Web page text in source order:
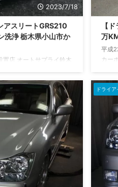
2023/7/18
アスリートGRS210
洗浄 栃木県小山市か
置店 オートサプライ鈴木
子をご紹介します。 ご
トヨタクラウンアスリー
堆積する煤カーボンを
る作業のご依頼です。
した。 3年ほど前に
【
万
平成
カー
走行
しみ
す
走行
へ戻
ドライ